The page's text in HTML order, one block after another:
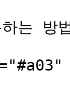
는 방